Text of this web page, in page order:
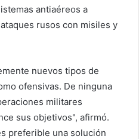
antiaéreos a
rusos con misiles y
nuevos tipos de
ofensivas. De ninguna
militares
sus objetivos", afirmó.
preferible una solución